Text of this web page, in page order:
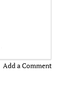
Add a Comment